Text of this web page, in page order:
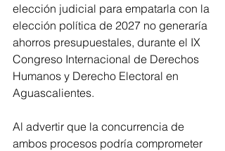
elección judicial para empatarla con la
elección política de 2027 no generaría
ahorros presupuestales, durante el IX
Congreso Internacional de Derechos
Humanos y Derecho Electoral en
Aguascalientes.
Al advertir que la concurrencia de
ambos procesos podría comprometer